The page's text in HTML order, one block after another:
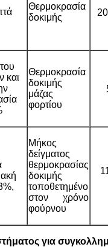
Θερμοκρασία
δοκιμής
και
Θερμοκρασία
δοκιμής
μάζας
φορτίου
Μήκος
δείγματος
θερμοκρασίας
δοκιμής
τοποθετημένο
στον χρόνο
φούρνου
για